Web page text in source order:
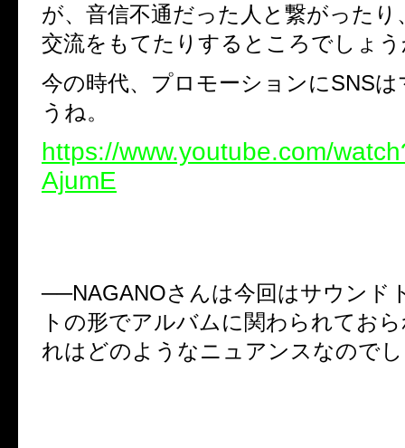
が、音信不通だった人と繋がったり
交流をもてたりするところでしょ
今の時代、プロモーションにSNSは
うね。
https://www.youtube.com/
AjumE
──NAGANOさんは今回はサウンド
トの形でアルバムに関わられてお
れはどのようなニュアンスなので